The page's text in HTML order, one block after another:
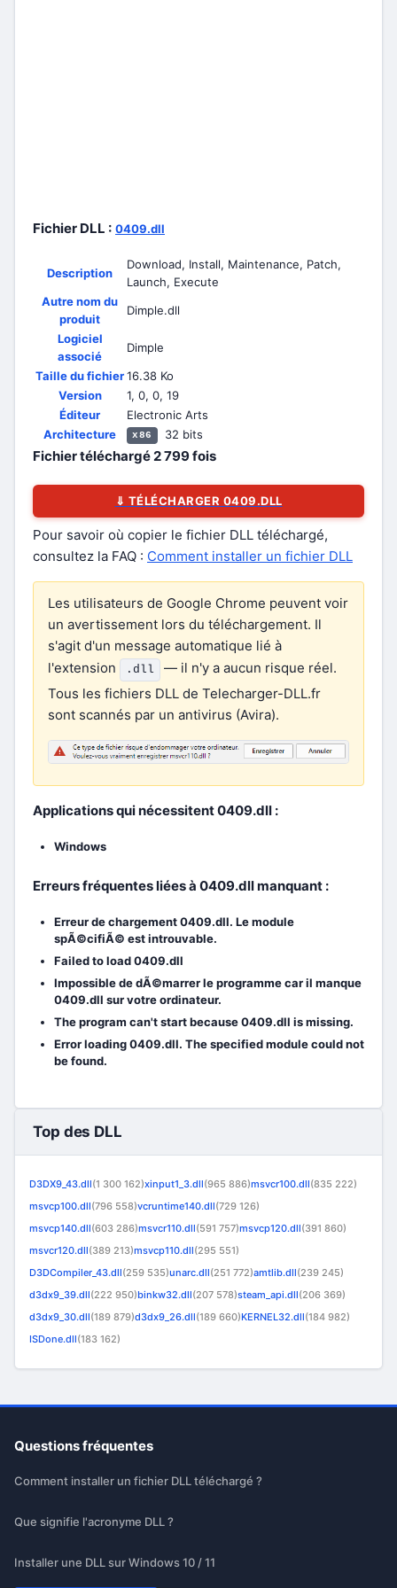
Fichier DLL : 0409.dll
Description
Download, Install, Maintenance, Patch,
Launch, Execute
Autre nom du
produit
Dimple.dll
Logiciel
associé
Dimple
Taille du fichier16.38 Ko
Version
1, 0, 0, 19
Éditeur
Electronic Arts
Architecture
x86 32 bits
Fichier téléchargé2 799fois
⇓ TÉLÉCHARGER 0409.DLL
Pour savoir où copier le fichier DLL téléchargé,
consultez la FAQ : Comment installer un fichier DLL
Les utilisateurs de Google Chrome peuvent voir
un avertissement lors du téléchargement. Il
s'agit d'un message automatique lié à
l'extension
.dll
— il n'y a aucun risque réel.
Tous les fichiers DLL de Telecharger-DLL.fr
sont scannés par un antivirus (Avira).
Applications qui nécessitent 0409.dll :
Windows
Erreurs fréquentes liées à 0409.dll manquant :
Erreur de chargement 0409.dll. Le module
spÃ©cifiÃ© est introuvable.
Failed to load 0409.dll
Impossible de dÃ©marrer le programme car il manque
0409.dll sur votre ordinateur.
The program can't start because 0409.dll is missing.
Error loading 0409.dll. The specified module could not
be found.
Top des DLL
D3DX9_43.dll(1 300 162)xinput1_3.dll(965 886)msvcr100.dll(835 222)
msvcp100.dll(796 558)vcruntime140.dll(729 126)
msvcp140.dll(603 286)msvcr110.dll(591 757)msvcp120.dll(391 860)
msvcr120.dll(389 213)msvcp110.dll(295 551)
D3DCompiler_43.dll(259 535)unarc.dll(251 772)amtlib.dll(239 245)
d3dx9_39.dll(222 950)binkw32.dll(207 578)steam_api.dll(206 369)
d3dx9_30.dll(189 879)d3dx9_26.dll(189 660)KERNEL32.dll(184 982)
ISDone.dll(183 162)
Questions fréquentes
Comment installer un fichier DLL téléchargé ?
Que signifie l'acronyme DLL ?
Installer une DLL sur Windows 10 / 11